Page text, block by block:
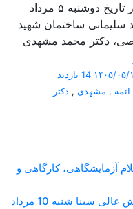
صلح‌طلبانه ائمه شیعۀ دوازده امامی» در تاریخ دوشنبه ۵ مرداد
در تالار شهید سلیمانی ساختمان شهید
دکتر محمد مشهدی
14 بازدید
ائمه , مشهدی , دکتر
آزمایشگاهی، کارگاهی و
اداری بین دانشگاه کاشان و موسسه آموزش عالی سینا شنبه 10 مرداد